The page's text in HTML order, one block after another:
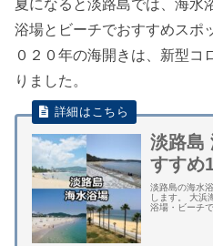
夏になると淡路島では、海水
浴場とビーチでおすすめスポ
０２０年の海開きは、新型コ
りました。
淡路島
すすめ
淡路島の海水
します。 大浜
浴場・ビーチ